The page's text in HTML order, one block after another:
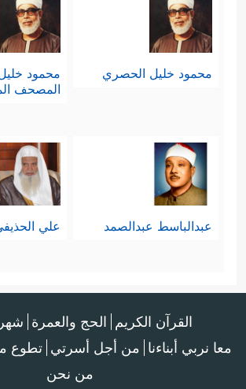
محمود خليل الحصري
محمود
المصحف
عبدالباسط عبدالصمد علي
القرآن الكريم الحج والعمرة
معا نربي أبناءنا من أجل أسرتي تطوع
من نحن